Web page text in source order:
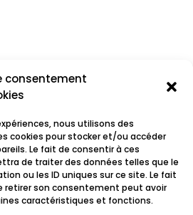
consentement
nous utilisons des
cookies pour stocker et/ou accéder
Le fait de consentir à ces
de traiter des données telles que le
ou les ID uniques sur ce site. Le fait
retirer son consentement peut avoir
caractéristiques et fonctions.